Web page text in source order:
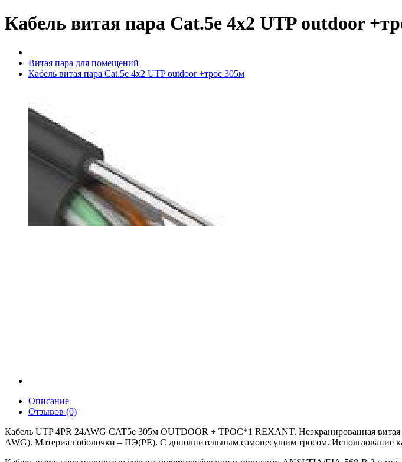
Кабель витая пара Cat.5e 4х2 UTP outdoor
Витая пара для помещений
Кабель витая пара Cat.5e 4х2 UTP outdoor +трос 305м
Описание
Отзывов (0)
Кабель UTP 4PR 24AWG CAT5e 305м OUTDOOR + ТРОС*1 REXANT. Неэкранированная
AWG). Материал оболочки – ПЭ(PE). С дополнительным самонесущим тросом. Использование